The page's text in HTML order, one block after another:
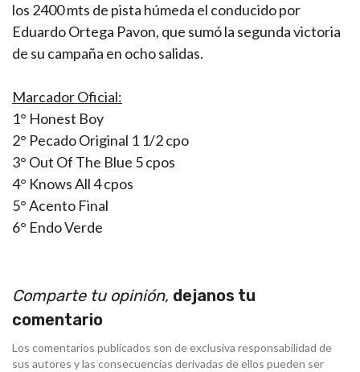
los 2400 mts de pista húmeda el conducido por
Eduardo Ortega Pavon, que sumó la segunda victoria
de su campaña en ocho salidas.
Marcador Oficial:
1° Honest Boy
2° Pecado Original 1 1/2 cpo
3° Out Of The Blue 5 cpos
4° Knows All 4 cpos
5° Acento Final
6° Endo Verde
Comparte tu opinión, dejanos tu
comentario
Los comentarios publicados son de exclusiva responsabilidad de
sus autores y las consecuencias derivadas de ellos pueden ser